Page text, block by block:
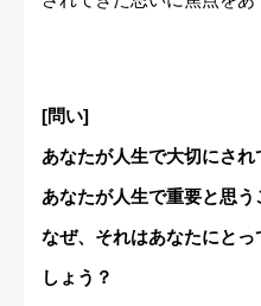
[問い]
あなたが人生で大切にさ
あなたが人生で重要と思
なぜ、それはあなたにと
しょう？